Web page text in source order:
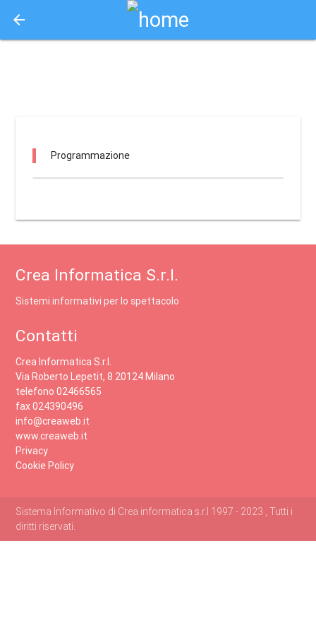
arrow_back
Programmazione
Crea Informatica S.r.l.
Sistemi informativi per lo spettacolo
Contatti
Crea Informatica S.r.l.
Via Roberto Lepetit, 8 20124 Milano
telefono 02466565
fax 024390496
info@creaweb.it
www.creaweb.it
Privacy
Cookie Policy
Sistema Informativo di Crea informatica s.r.l 1997 - 2023 , Tutti i
diritti riservati.